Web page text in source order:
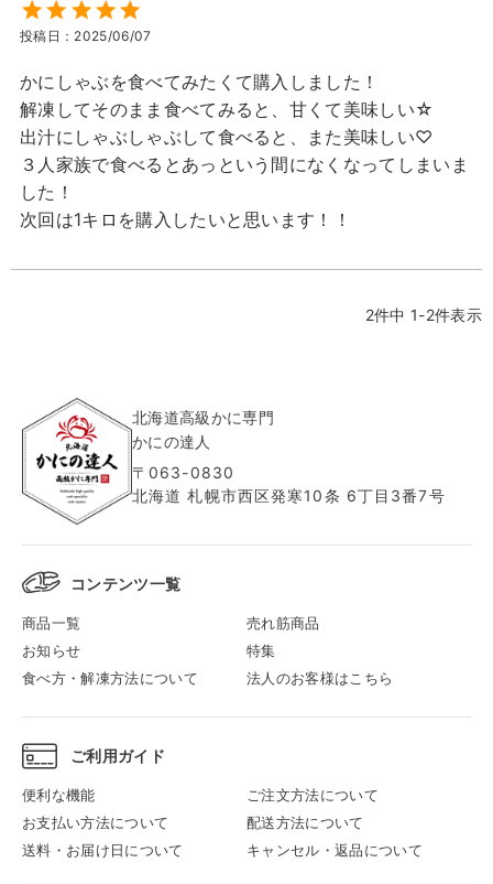
投稿日 2025/06/07
かにしゃぶを食べてみたくて購入しました！
解凍してそのまま食べてみると、甘くて美味しい☆
出汁にしゃぶしゃぶして食べると、また美味しい♡
３人家族で食べるとあっという間になくなってしまいま
した！
次回は1キロを購入したいと思います！！
2件中 1-2件表示
北海道高級かに専門
かにの達人
〒063-0830
北海道 札幌市西区発寒10条 6丁目3番7号
コンテンツ一覧
商品一覧
売れ筋商品
お知らせ
特集
食べ方・解凍方法について
法人のお客様はこちら
ご利用ガイド
便利な機能
ご注文方法について
お支払い方法について
配送方法について
送料・お届け日について
キャンセル・返品について